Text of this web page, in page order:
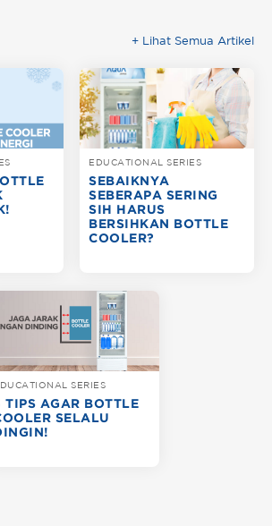
+ Lihat Semua Artikel
EDUCATIONAL SERIES
SEBAIKNYA
SEBERAPA SERING
SIH HARUS
BERSIHKAN BOTTLE
COOLER?
SERIES
TIPS AGAR BOTTLE
SELALU